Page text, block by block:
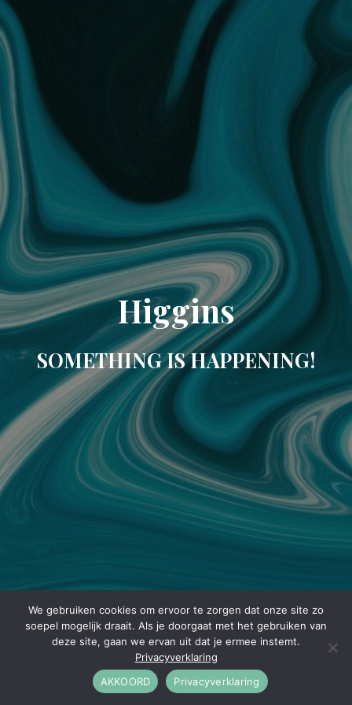
Higgins
SOMETHING IS HAPPENING!
We gebruiken cookies om ervoor te zorgen dat onze site zo
soepel mogelijk draait. Als je doorgaat met het gebruiken van
deze site, gaan we ervan uit dat je ermee instemt.
Privacyverklaring
AKKOORD
Privacyverklaring